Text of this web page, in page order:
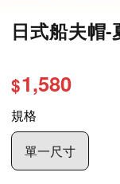
日式船夫帽-
$1,580
規格
單一尺寸